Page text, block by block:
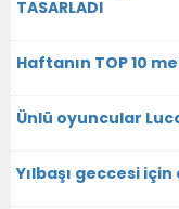
TASARLADI
Haftanın TOP 10
Ünlü oyuncular
Yılbaşı geccesi